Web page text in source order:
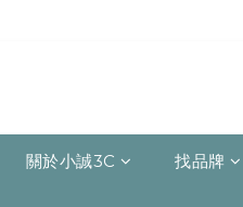
關於小誠3C 找品牌